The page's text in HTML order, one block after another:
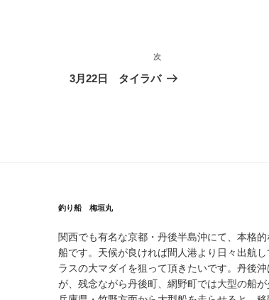
次
の
次
3月22日 タイラバ
釣り船 梅垣丸
関西でも有名な京都・丹後半島沖にて、本格
船です。天候が良ければ間人港より日々出航
ラスの大マダイを狙って頂きたいです。丹後
が、残念ながら丹後町、網野町では大型の船